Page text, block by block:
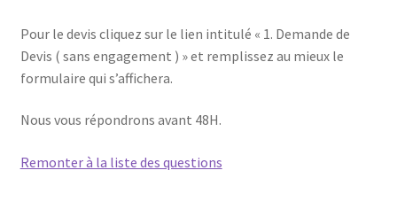
Pour le devis cliquez sur le lien intitulé « 1. Demande de
Devis ( sans engagement ) » et remplissez au mieux le
formulaire qui s’affichera.
Nous vous répondrons avant 48H.
Remonter à la liste des questions